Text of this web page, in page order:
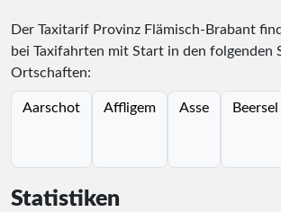
Der Taxitarif Provinz Flämisch-Brabant
bei Taxifahrten mit Start in den folgenden
Ortschaften:
Aarschot Affligem Asse Beersel
Statistiken